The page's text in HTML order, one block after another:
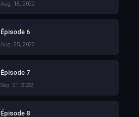
Aug. 18, 2022
Épisode 6
Aug. 25, 2022
Épisode 7
Sep. 01, 2022
Épisode 8